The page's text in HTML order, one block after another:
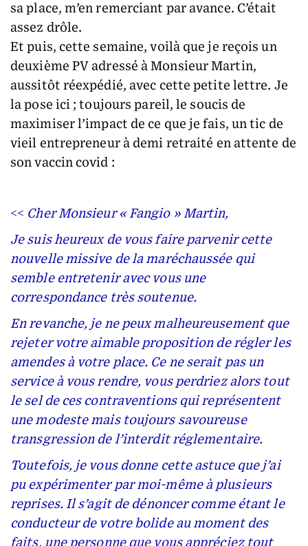
sa place, m’en remerciant par avance. C’était
assez drôle.
Et puis, cette semaine, voilà que je reçois un
deuxième PV adressé à Monsieur Martin,
aussitôt réexpédié, avec cette petite lettre. Je
la pose ici ; toujours pareil, le soucis de
maximiser l’impact de ce que je fais, un tic de
vieil entrepreneur à demi retraité en attente de
son vaccin covid :
<< Cher Monsieur « Fangio » Martin,
Je suis heureux de vous faire parvenir cette
nouvelle missive de la maréchaussée qui
semble entretenir avec vous une
correspondance très soutenue.
En revanche, je ne peux malheureusement que
rejeter votre aimable proposition de régler les
amendes à votre place. Ce ne serait pas un
service à vous rendre, vous perdriez alors tout
le sel de ces contraventions qui représentent
une modeste mais toujours savoureuse
transgression de l’interdit réglementaire.
Toutefois, je vous donne cette astuce que j’ai
pu expérimenter par moi-même à plusieurs
reprises. Il s’agit de dénoncer comme étant le
conducteur de votre bolide au moment des
faits, une personne que vous appréciez tout